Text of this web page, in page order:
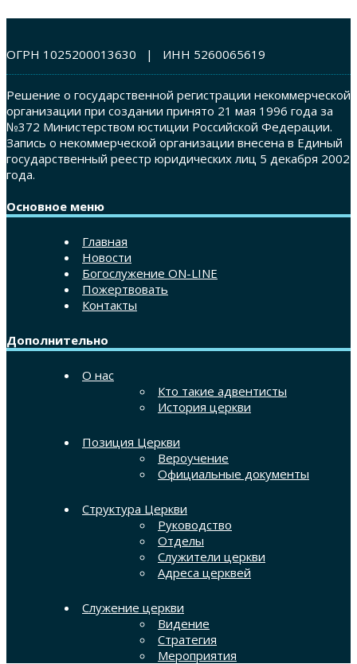
ОГРН 1025200013630 | ИНН 5260065619
Решение о государственной регистрации некоммерческой
организации при создании принято 21 мая 1996 года за
№372 Министерством юстиции Российской Федерации.
Запись о некоммерческой организации внесена в Единый
государственный реестр юридических лиц 5 декабря 2002
года.
Основное меню
Главная
Новости
Богослужение ON-LINE
Пожертвовать
Контакты
Дополнительно
О нас
Кто такие адвентисты
История церкви
Позиция Церкви
Вероучение
Официальные документы
Структура Церкви
Руководство
Отделы
Служители церкви
Адреса церквей
Служение церкви
Видение
Стратегия
Мероприятия